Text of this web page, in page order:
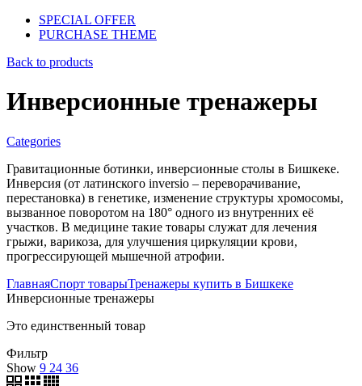
SPECIAL OFFER
PURCHASE THEME
Back to products
Инверсионные тренажеры
Categories
Гравитационные ботинки, инверсионные столы в Бишкеке.
Инверсия (от латинского inversio – переворачивание,
перестановка) в генетике, изменение структуры хромосомы,
вызванное поворотом на 180° одного из внутренних её
участков. В медицине такие товары служат для лечения
грыжи, варикоза, для улучшения циркуляции крови,
прогрессирующей мышечной атрофии.
ГлавнаяСпорт товарыТренажеры купить в Бишкеке
Инверсионные тренажеры
Это единственный товар
Фильтр
Show 9 24 36